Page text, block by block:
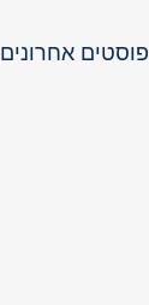
פוסטים אחרונים